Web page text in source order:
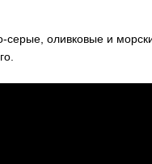
оливковые и